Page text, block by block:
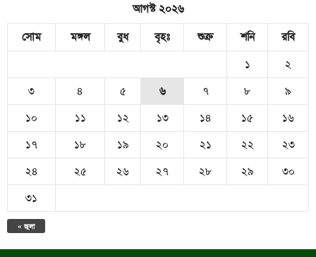
আগস্ট ২০২৬
সোম
মঙ্গল বুধ বৃহঃ শুক্র শনি রবি
« জুলা
১
২
৩
৪ ৫ ৬ ৭ ৮
৯
১০
১১ ১২ ১৩ ১৪ ১৫
১৬
১৭
১৮ ১৯ ২০ ২১ ২২
২৩
২৪
২৫ ২৬ ২৭ ২৮ ২৯
৩০
৩১